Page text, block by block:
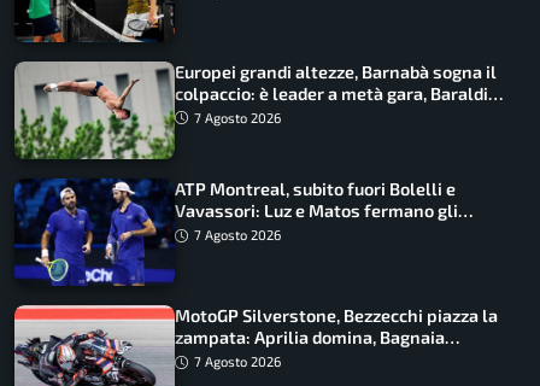
Europei grandi altezze, Barnabà sogna il
colpaccio: è leader a metà gara, Baraldi
ancora in corsa
7 Agosto 2026
ATP Montreal, subito fuori Bolelli e
Vavassori: Luz e Matos fermano gli
azzurri
7 Agosto 2026
MotoGP Silverstone, Bezzecchi piazza la
zampata: Aprilia domina, Bagnaia
costretto al Q1
7 Agosto 2026